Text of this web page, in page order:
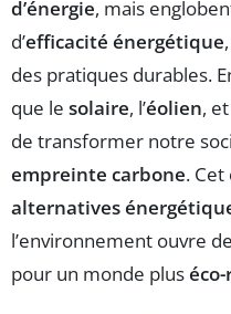
d’énergie, mais
d’efficacité énergétique
des pratiques durables.
que le solaire, l’éolien, et
de transformer notre
empreinte carbone.
alternatives
l’environnement ouvre
pour un monde plus